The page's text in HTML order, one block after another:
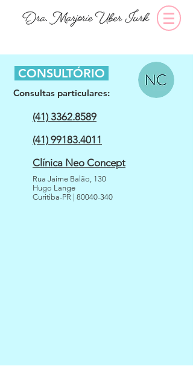
CONSULTÓRIO
Consultas particulares:
(41) 3362.8589
(41) 99183.4011
Clínica Neo Concept
Rua Jaime Balão, 130
Hugo Lange
Curitiba-PR | 80040-340